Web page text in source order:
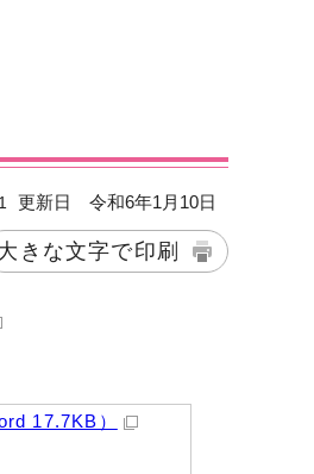
更新日 令和6年1月10日
きな文字で印刷
17.7KB）